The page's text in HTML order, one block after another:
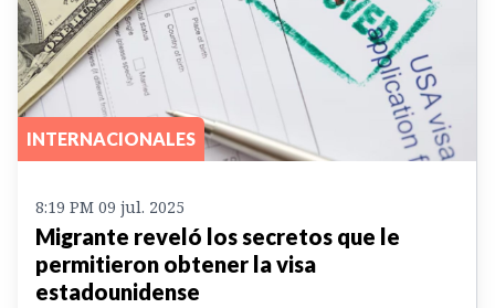
INTERNACIONALES
8:19 PM 09 jul. 2025
Migrante reveló los secretos que le
permitieron obtener la visa
estadounidense